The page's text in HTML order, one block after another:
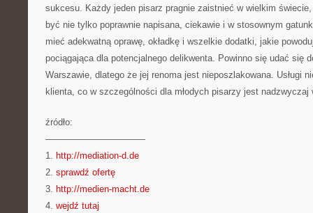
sukcesu. Każdy jeden pisarz pragnie zaistnieć w wielkim
być nie tylko poprawnie napisana, ciekawie i w stosownym
mieć adekwatną oprawę, okładkę i wszelkie dodatki, jakie
pociągająca dla potencjalnego delikwenta. Powinno się udać się
Warszawie, dlatego że jej renoma jest nieposzlakowana. Usługi
klienta, co w szczególności dla młodych pisarzy jest nadzwyczaj
źródło:
———————————
1. http://mediation-d.de
2. sprawdź ofertę
3. http://medien-macht.de
4. wejdź tutaj